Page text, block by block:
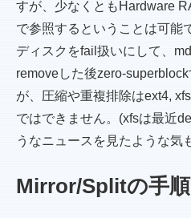
すが、少なくともHardware
で参照するということは可能
ディスクをfail扱いにして、
removeした後zero-
が、圧縮や重複排除はext4,
ではできません。(xfsは最近
うなニュースを見たような気
Mirror/Splitの手順